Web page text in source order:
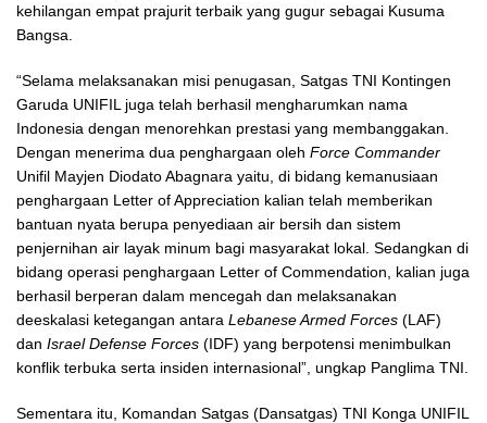
kehilangan empat prajurit terbaik yang gugur sebagai Kusuma
Bangsa.
“Selama melaksanakan misi penugasan, Satgas TNI Kontingen
Garuda UNIFIL juga telah berhasil mengharumkan nama
Indonesia dengan menorehkan prestasi yang membanggakan.
Dengan menerima dua penghargaan oleh Force Commander
Unifil Mayjen Diodato Abagnara yaitu, di bidang kemanusiaan
penghargaan Letter of Appreciation kalian telah memberikan
bantuan nyata berupa penyediaan air bersih dan sistem
penjernihan air layak minum bagi masyarakat lokal. Sedangkan di
bidang operasi penghargaan Letter of Commendation, kalian juga
berhasil berperan dalam mencegah dan melaksanakan
deeskalasi ketegangan antara Lebanese Armed Forces (LAF)
dan Israel Defense Forces (IDF) yang berpotensi menimbulkan
konflik terbuka serta insiden internasional”, ungkap Panglima TNI.
Sementara itu, Komandan Satgas (Dansatgas) TNI Konga UNIFIL